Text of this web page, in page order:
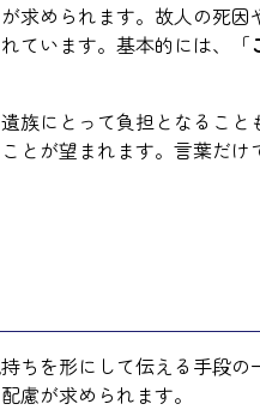
求められます。故人の死
ています。基本的には、「
族にとって負担となるこ
とが望まれます。言葉だ
ちを形にして伝える手段
慮が求められます。